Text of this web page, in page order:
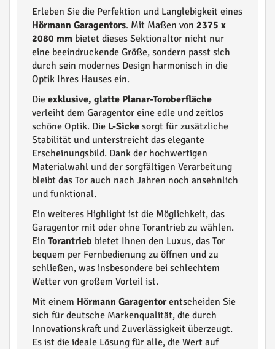
Erleben Sie die Perfektion und Langlebigkeit eines
Hörmann Garagentors. Mit Maßen von 2375 x
2080 mm bietet dieses Sektionaltor nicht nur
eine beeindruckende Größe, sondern passt sich
durch sein modernes Design harmonisch in die
Optik Ihres Hauses ein.
Die exklusive, glatte Planar-Toroberfläche
verleiht dem Garagentor eine edle und zeitlos
schöne Optik. Die L-Sicke sorgt für zusätzliche
Stabilität und unterstreicht das elegante
Erscheinungsbild. Dank der hochwertigen
Materialwahl und der sorgfältigen Verarbeitung
bleibt das Tor auch nach Jahren noch ansehnlich
und funktional.
Ein weiteres Highlight ist die Möglichkeit, das
Garagentor mit oder ohne Torantrieb zu wählen.
Ein Torantrieb bietet Ihnen den Luxus, das Tor
bequem per Fernbedienung zu öffnen und zu
schließen, was insbesondere bei schlechtem
Wetter von großem Vorteil ist.
Mit einem Hörmann Garagentorentscheiden Sie
sich für deutsche Markenqualität, die durch
Innovationskraft und Zuverlässigkeit überzeugt.
Es ist die ideale Lösung für alle, die Wert auf